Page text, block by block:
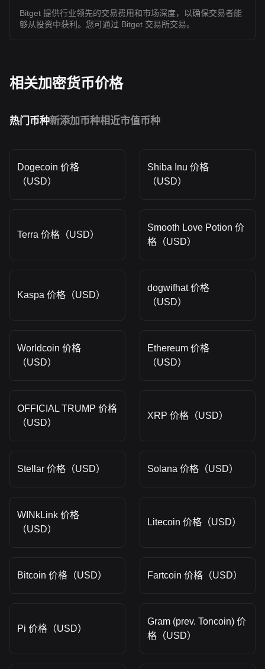
Bitget 提供行业领先的交易费用和市场深度，以确保交易者能
够从投资中获利。您可通过 Bitget 交易所交易。
相关加密货币价格
热门币种新添加币种相近市值币种
Dogecoin 价格
（USD）
Shiba Inu 价格
（USD）
Terra 价格（USD）
Smooth Love Potion 价
格（USD）
Kaspa 价格（USD）
dogwifhat 价格
（USD）
Worldcoin 价格
（USD）
Ethereum 价格
（USD）
OFFICIAL TRUMP 价格
（USD）
XRP 价格（USD）
Stellar 价格（USD） Solana 价格（USD）
WINkLink 价格
（USD）
Litecoin 价格（USD）
Bitcoin 价格（USD） Fartcoin 价格（USD）
Pi 价格（USD）
Gram (prev. Toncoin) 价
格（USD）